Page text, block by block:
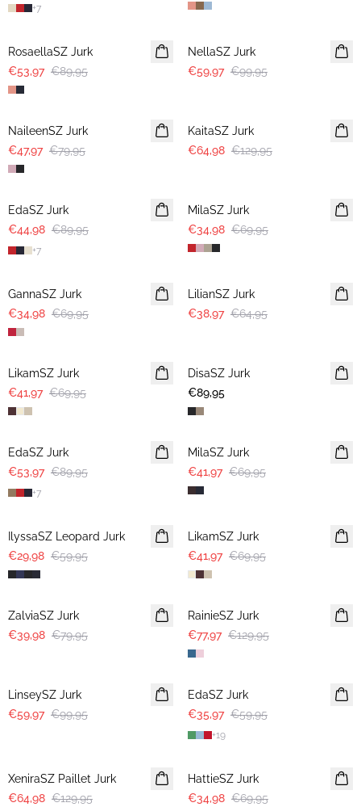
+7
RosaellaSZ Jurk
€53,97 €89,95
NellaSZ Jurk
€59,97 €99,95
-40%
NaileenSZ Jurk
€47,97 €79,95
KaitaSZ Jurk
€64,98 €129,95
-50%
EdaSZ Jurk
€44,98 €89,95
+7
MilaSZ Jurk
€34,98 €69,95
GannaSZ Jurk
€34,98 €69,95
LilianSZ Jurk
€38,97 €64,95
-40%
LikamSZ Jurk
€41,97 €69,95
DisaSZ Jurk
€89,95
-40%
EdaSZ Jurk
€53,97 €89,95
+7
-40%
MilaSZ Jurk
€41,97 €69,95
IlyssaSZ Leopard Jurk
€29,98 €59,95
LikamSZ Jurk
€41,97 €69,95
-50%
ZalviaSZ Jurk
€39,98 €79,95
-40%
RainieSZ Jurk
€77,97 €129,95
LinseySZ Jurk
€59,97 €99,95
-40%
EdaSZ Jurk
€35,97 €59,95
+19
XeniraSZ Paillet Jurk
€64,98 €129,95
HattieSZ Jurk
€34,98 €69,95